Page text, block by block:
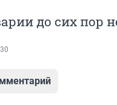
до сих пор